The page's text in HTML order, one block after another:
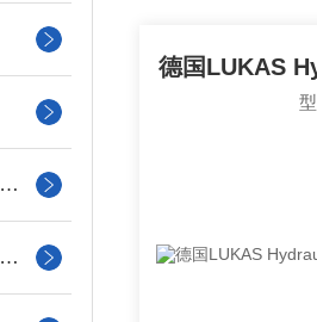
联轴器、耦合器、离合器
变送器、传感器、继电器